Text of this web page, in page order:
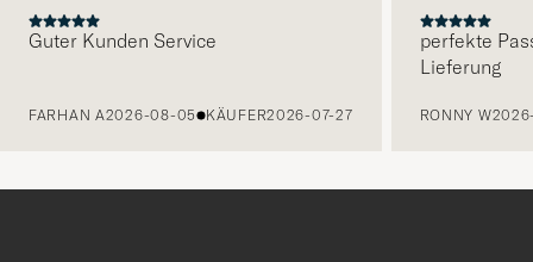
Guter Kunden Service
FARHAN A2026-08-05 KÄUFER2026-07-27
perfekte
Lieferung
RONNY W